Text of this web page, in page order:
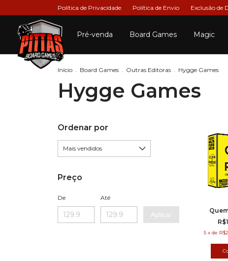
Política de Privacidade Política de Envio Exclusão de
Pré-venda Board Games Magic
Início . Board Games . Outras Editoras . Hygge Games
Hygge Games
Ordenar por
Preço
De Até
Aplicar
5 x de